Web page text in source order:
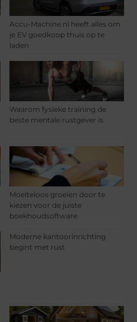
Accu-Machine.nl heeft alles om
je EV goedkoop thuis op te
laden
Waarom fysieke training de
beste mentale rustgever is
Moeiteloos groeien door te
kiezen voor de juiste
boekhoudsoftware
Moderne kantoorinrichting
begint met rust